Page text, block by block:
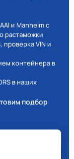
и Manheim с
растаможки
проверка VIN и
контейнера в
в наших
подбор